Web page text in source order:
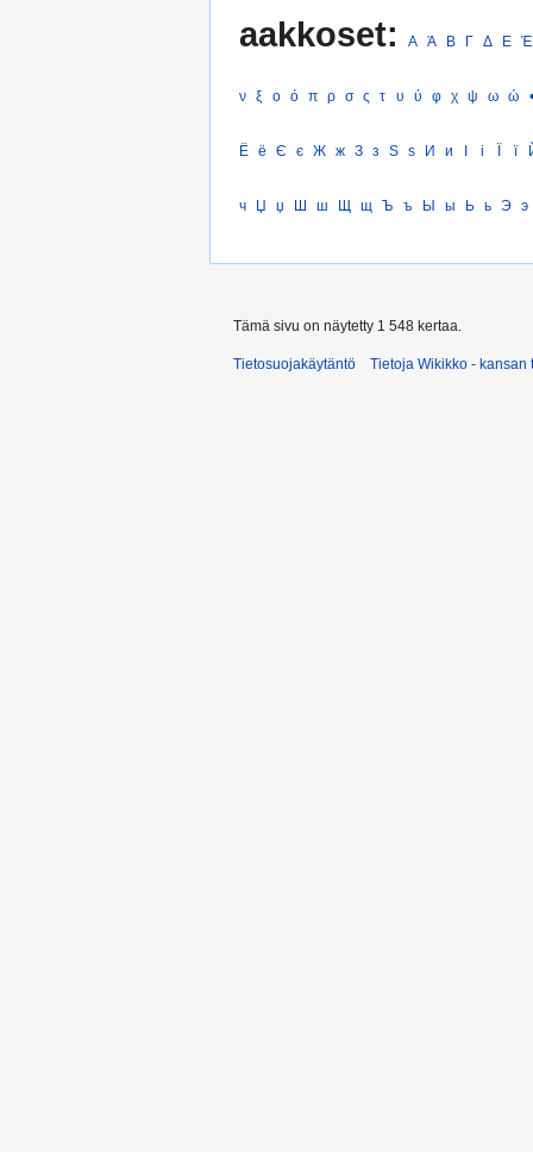
aakkoset: Α Ά Β Γ Δ Ε Έ
ν ξ ο ό π ρ σ ς τ υ ύ φ χ ψ ω ώ •
Ё ё Є є Ж ж З з Ѕ ѕ И и І і Ї ї
ч Џ џ Ш ш Щ щ Ъ ъ Ы ы Ь ь Э э
Tämä sivu on näytetty 1 548 kertaa.
Tietosuojakäytäntö Tietoja Wikikko - kansan